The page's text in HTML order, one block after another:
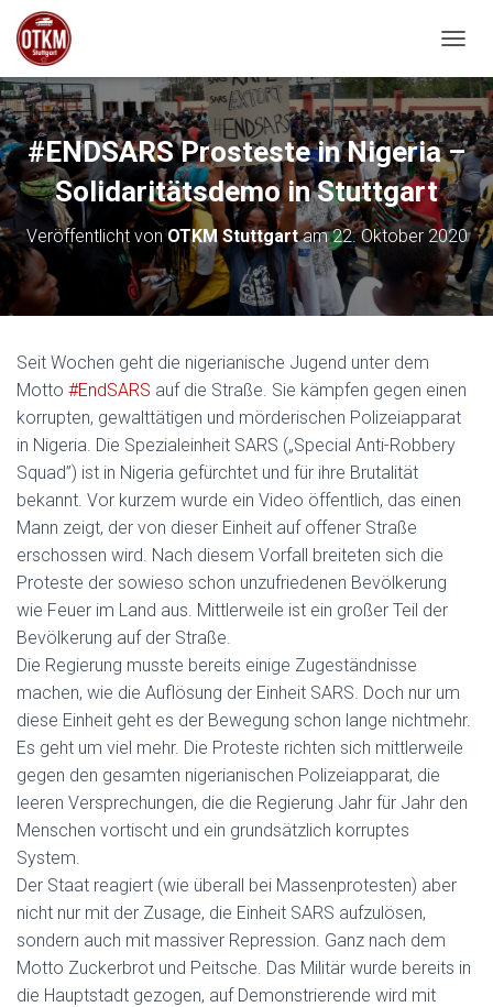
#ENDSARS Prosteste in Nigeria –
Solidaritätsdemo in Stuttgart
Veröffentlicht vonOTKM Stuttgartam22. Oktober 2020
Seit Wochen geht die nigerianische Jugend unter dem
Motto #EndSARS auf die Straße. Sie kämpfen gegen einen
korrupten, gewalttätigen und mörderischen Polizeiapparat
in Nigeria. Die Spezialeinheit SARS („Special Anti-Robbery
Squad”) ist in Nigeria gefürchtet und für ihre Brutalität
bekannt. Vor kurzem wurde ein Video öffentlich, das einen
Mann zeigt, der von dieser Einheit auf offener Straße
erschossen wird. Nach diesem Vorfall breiteten sich die
Proteste der sowieso schon unzufriedenen Bevölkerung
wie Feuer im Land aus. Mittlerweile ist ein großer Teil der
Bevölkerung auf der Straße.
Die Regierung musste bereits einige Zugeständnisse
machen, wie die Auflösung der Einheit SARS. Doch nur um
diese Einheit geht es der Bewegung schon lange nichtmehr.
Es geht um viel mehr. Die Proteste richten sich mittlerweile
gegen den gesamten nigerianischen Polizeiapparat, die
leeren Versprechungen, die die Regierung Jahr für Jahr den
Menschen vortischt und ein grundsätzlich korruptes
System.
Der Staat reagiert (wie überall bei Massenprotesten) aber
nicht nur mit der Zusage, die Einheit SARS aufzulösen,
sondern auch mit massiver Repression. Ganz nach dem
Motto Zuckerbrot und Peitsche. Das Militär wurde bereits in
die Hauptstadt gezogen, auf Demonstrierende wird mit